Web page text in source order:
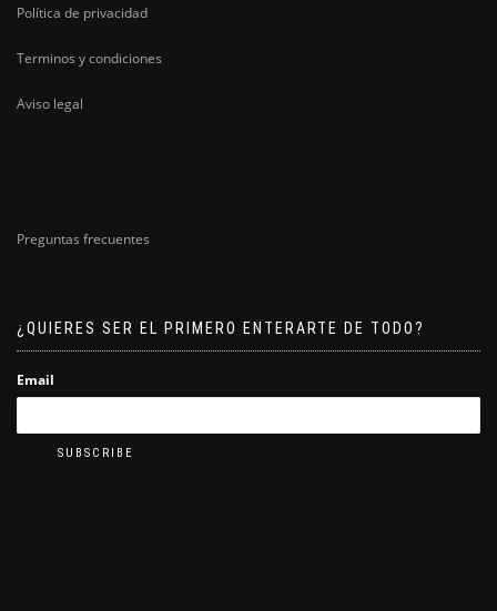
Política de privacidad
Terminos y condiciones
Aviso legal
Preguntas frecuentes
¿QUIERES SER EL PRIMERO ENTERARTE DE TODO?
Email